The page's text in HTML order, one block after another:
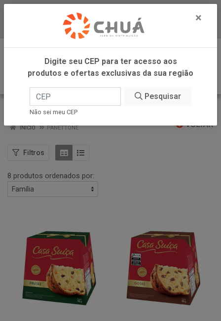
Baixe já nosso APP
0
PANETTONE
VOLTAR
INÍCIO PANETTONE
Filtros
8 produtos ordenados por:
×
Digite seu CEP para ter acesso aos
produtos e ofertas exclusivas da sua região
Pesquisar
Não sei meu CEP